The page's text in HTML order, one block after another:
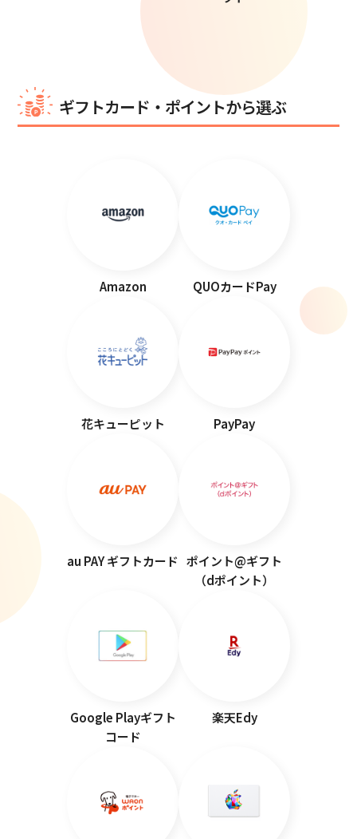
ギフトカード・ポイントから選ぶ
Amazon QUOカードPay
花キューピット PayPay
au PAY ギフトカード ポイント@ギフト
（dポイント）
Google Playギフト
コード
楽天Edy